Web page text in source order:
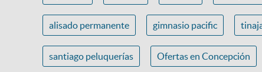
alisado permanente gimnasio pacific
santiago peluquerías Ofertas en Concepción